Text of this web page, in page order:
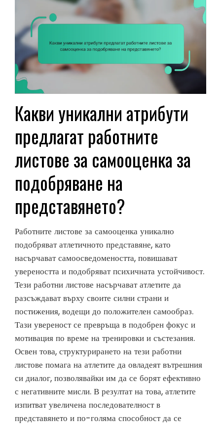
Какви уникални атрибути
предлагат работните
листове за самооценка за
подобряване на
представянето?
Работните листове за самооценка уникално
подобряват атлетичното представяне, като
насърчават самоосведомеността, повишават
увереността и подобряват психичната устойчивост.
Тези работни листове насърчават атлетите да
разсъждават върху своите силни страни и
постижения, водещи до положителен самообраз.
Тази увереност се превръща в подобрен фокус и
мотивация по време на тренировки и състезания.
Освен това, структурирането на тези работни
листове помага на атлетите да овладеят вътрешния
си диалог, позволявайки им да се борят ефективно
с негативните мисли. В резултат на това, атлетите
изпитват увеличена последователност в
представянето и по-голяма способност да се